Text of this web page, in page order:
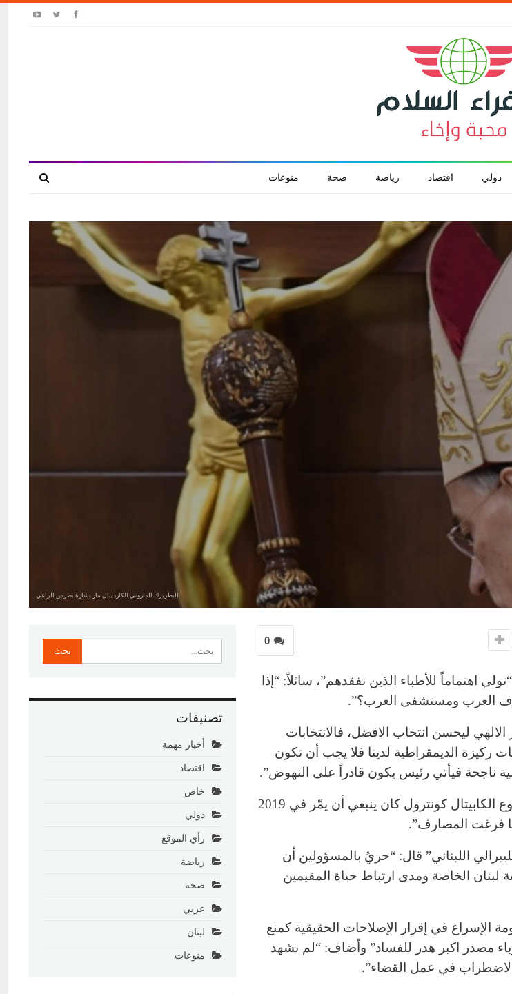
دولي اقتصاد رياضة صحة منوعات
البطريرك الماروني الكاردينال مار بشارة بطرس الراعي
0
اهتماماً للأطباء الذين نفقدهم”، سائلاً: “إذا
العرب ومستشفى العرب؟”.
ليحسن انتخاب الافضل، فالانتخابات
ركيزة الديمقراطية لدينا فلا يجب أن تكون
ناجحة فيأتي رئيس يكون قادراً على النهوض”.
وأشار الراعي إلى أنّ “مشروع الكابيتال كونترول كان ينبغي أن يمّر في 2019
فرغت المصارف”.
اللبناني” قال: “حريٌ بالمسؤولين أن
لبنان الخاصة ومدى ارتباط حياة المقيمين
الإسراع في إقرار الإصلاحات الحقيقية كمنع
مصدر اكبر هدر للفساد” وأضاف: “لم نشهد
في عمل القضاء”.
تصنيفات
أخبار مهمة
اقتصاد
خاص
دولي
رأي الموقع
رياضة
صحة
عربي
لبنان
منوعات